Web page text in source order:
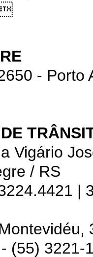
- Porto
Vigário
/ RS
|
(55) 3221-